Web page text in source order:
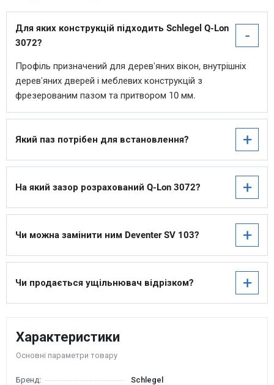
Для яких конструкцій підходить Schlegel Q-Lon
3072?
-
Профіль призначений для дерев'яних вікон, внутрішніх
дерев'яних дверей і меблевих конструкцій з
фрезерованим пазом та притвором 10 мм.
Який паз потрібен для встановлення? +
На який зазор розрахований Q-Lon 3072? +
Чи можна замінити ним Deventer SV 103? +
Чи продається ущільнювач відрізком? +
Характеристики
Основні параметри товару
Бренд: Schlegel